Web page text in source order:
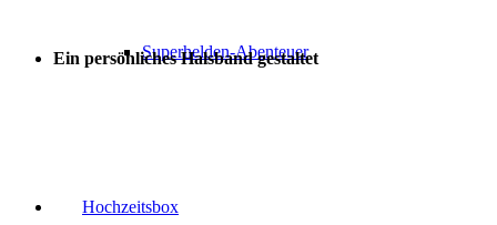
Superhelden-Abenteuer
Hochzeitsbox
Ein persönliches Halsband gestaltet